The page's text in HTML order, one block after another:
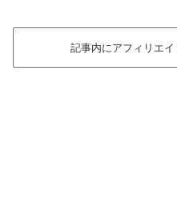
記事内にアフィリエ